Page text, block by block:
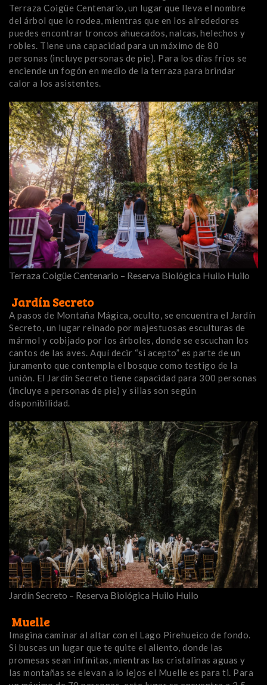
Terraza Coigüe Centenario, un lugar que lleva el nombre
del árbol que lo rodea, mientras que en los alrededores
puedes encontrar troncos ahuecados, nalcas, helechos y
robles. Tiene una capacidad para un máximo de 80
personas (incluye personas de pie). Para los días fríos se
enciende un fogón en medio de la terraza para brindar
calor a los asistentes.
Terraza Coigüe Centenario – Reserva Biológica Huilo Huilo
Jardín Secreto
A pasos de Montaña Mágica, oculto, se encuentra el Jardín
Secreto, un lugar reinado por majestuosas esculturas de
mármol y cobijado por los árboles, donde se escuchan los
cantos de las aves. Aquí decir “si acepto” es parte de un
juramento que contempla el bosque como testigo de la
unión. El Jardín Secreto tiene capacidad para 300 personas
(incluye a personas de pie) y sillas son según
disponibilidad.
Jardín Secreto – Reserva Biológica Huilo Huilo
Muelle
Imagina caminar al altar con el Lago Pirehueico de fondo.
Si buscas un lugar que te quite el aliento, donde las
promesas sean infinitas, mientras las cristalinas aguas y
las montañas se elevan a lo lejos el Muelle es para ti. Para